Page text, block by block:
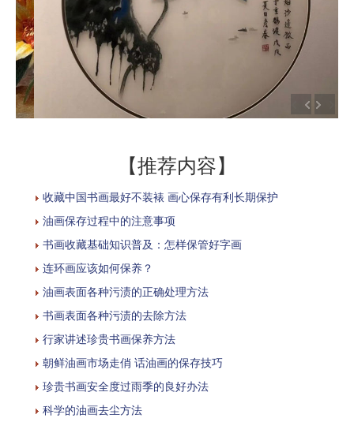
【推荐内容】
收藏中国书画最好不装裱 画心保存有利长期保护
油画保存过程中的注意事项
书画收藏基础知识普及：怎样保管好字画
连环画应该如何保养？
油画表面各种污渍的正确处理方法
书画表面各种污渍的去除方法
行家讲述珍贵书画保养方法
朝鲜油画市场走俏 话油画的保存技巧
珍贵书画安全度过雨季的良好办法
科学的油画去尘方法